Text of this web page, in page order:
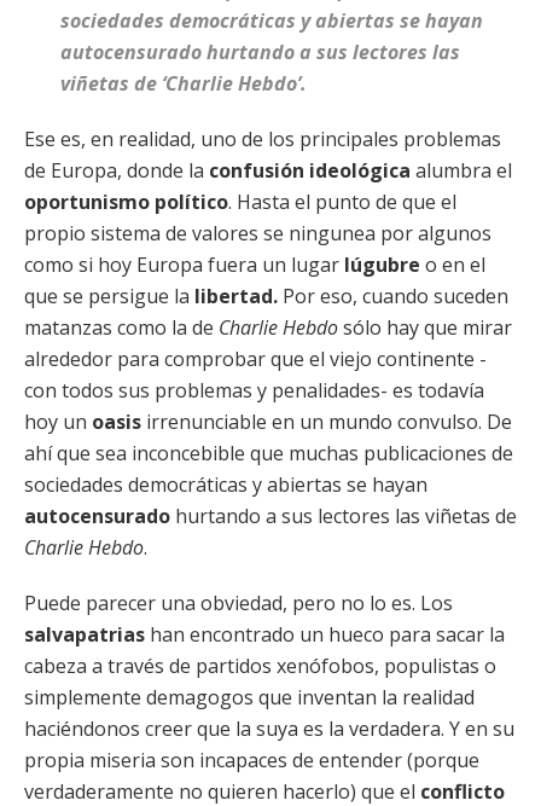
sociedades democráticas y abiertas se hayan
autocensurado hurtando a sus lectores las
viñetas de ‘Charlie Hebdo’.
Ese es, en realidad, uno de los principales problemas
de Europa, donde la confusión ideológica alumbra el
oportunismo político. Hasta el punto de que el
propio sistema de valores se ningunea por algunos
como si hoy Europa fuera un lugar lúgubre o en el
que se persigue la libertad. Por eso, cuando suceden
matanzas como la de Charlie Hebdosólo hay que mirar
alrededor para comprobar que el viejo continente -
con todos sus problemas y penalidades- es todavía
hoy un oasis irrenunciable en un mundo convulso. De
ahí que sea inconcebible que muchas publicaciones de
sociedades democráticas y abiertas se hayan
autocensurado hurtando a sus lectores las viñetas de
Charlie Hebdo.
Puede parecer una obviedad, pero no lo es. Los
salvapatrias han encontrado un hueco para sacar la
cabeza a través de partidos xenófobos, populistas o
simplemente demagogos que inventan la realidad
haciéndonos creer que la suya es la verdadera. Y en su
propia miseria son incapaces de entender (porque
verdaderamente no quieren hacerlo) que el conflicto